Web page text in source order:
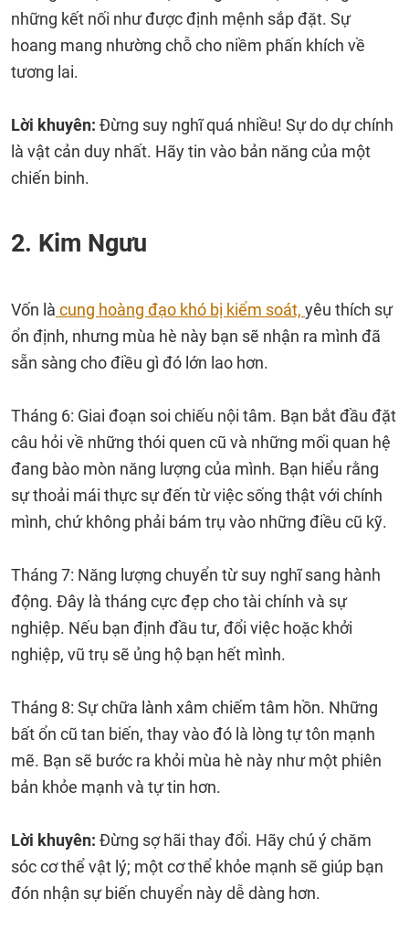
những kết nối như được định mệnh sắp đặt. Sự
hoang mang nhường chỗ cho niềm phấn khích về
tương lai.
Lời khuyên: Đừng suy nghĩ quá nhiều! Sự do dự chính
là vật cản duy nhất. Hãy tin vào bản năng của một
chiến binh.
2. Kim Ngưu
Vốn là cung hoàng đạo khó bị kiểm soát, yêu thích sự
ổn định, nhưng mùa hè này bạn sẽ nhận ra mình đã
sẵn sàng cho điều gì đó lớn lao hơn.
Tháng 6: Giai đoạn soi chiếu nội tâm. Bạn bắt đầu đặt
câu hỏi về những thói quen cũ và những mối quan hệ
đang bào mòn năng lượng của mình. Bạn hiểu rằng
sự thoải mái thực sự đến từ việc sống thật với chính
mình, chứ không phải bám trụ vào những điều cũ kỹ.
Tháng 7: Năng lượng chuyển từ suy nghĩ sang hành
động. Đây là tháng cực đẹp cho tài chính và sự
nghiệp. Nếu bạn định đầu tư, đổi việc hoặc khởi
nghiệp, vũ trụ sẽ ủng hộ bạn hết mình.
Tháng 8: Sự chữa lành xâm chiếm tâm hồn. Những
bất ổn cũ tan biến, thay vào đó là lòng tự tôn mạnh
mẽ. Bạn sẽ bước ra khỏi mùa hè này như một phiên
bản khỏe mạnh và tự tin hơn.
Lời khuyên: Đừng sợ hãi thay đổi. Hãy chú ý chăm
sóc cơ thể vật lý; một cơ thể khỏe mạnh sẽ giúp bạn
đón nhận sự biến chuyển này dễ dàng hơn.